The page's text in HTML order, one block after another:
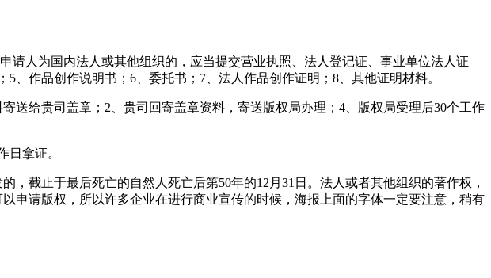
请人为国内法人或其他组织的，应当提交营业执照、法人登记证、事业单位法人证
作品创作说明书；6、委托书；7、法人作品创作证明；8、其他证明材料。
送给贵司盖章；2、贵司回寄盖章资料，寄送版权局办理；4、版权局受理后30个工作
日拿证。
，截止于最后死亡的自然人死亡后第50年的12月31日。法人或者其他组织的著作权，
申请版权，所以许多企业在进行商业宣传的时候，海报上面的字体一定要注意，稍有